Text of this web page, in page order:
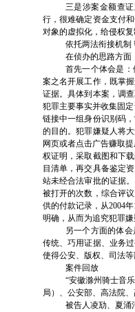
三是涉案金额查
行，很难确定资金支付
对象的虚拟化，给侵权
依托两法衔接机制
在侦办的思路方面
首先一个体会是
案之名开展工作，既掌
证据。具体到本案，调
犯罪主要事实并收集固
链接中一组身份识别码
的目的。犯罪嫌疑人将
网页或者点击广告赚取
权证明，采取截图和下
目清单，再交具备鉴定
站未经合法审批的证据
被打开的次数，综合评
供的付款记录，从2004
明确，从而为追究犯罪
另一个方面的体
传统、巧用证据、业务
使得公安、版权、司法
案件回放
“安徽滁州骑士音
局）、公安部、高法院
被告人凌劢、夏涌